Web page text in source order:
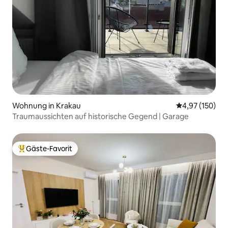
Wohnung in Krakau
4,97 (150)
Traumaussichten auf historische Gegend | Garage
Beliebter Gäste-Favorit.
Gäste-Favorit